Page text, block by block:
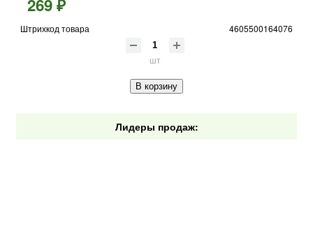
269 ₽
Штрихкод товара 4605500164076
шт
В корзину
Лидеры продаж: